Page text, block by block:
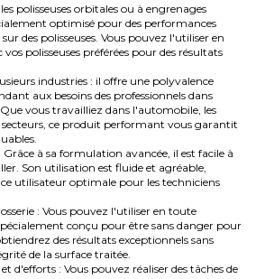
polisseuses orbitales ou à engrenages
optimisé pour des performances
des polisseuses. Vous pouvez l'utiliser en
polisseuses préférées pour des résultats
industries : il offre une polyvalence
aux besoins des professionnels dans
vous travailliez dans l'automobile, les
ce produit performant vous garantit
à sa formulation avancée, il est facile à
Son utilisation est fluide et agréable,
utilisateur optimale pour les techniciens
: Vous pouvez l'utiliser en toute
conçu pour être sans danger pour
des résultats exceptionnels sans
de la surface traitée.
d'efforts : Vous pouvez réaliser des tâches de